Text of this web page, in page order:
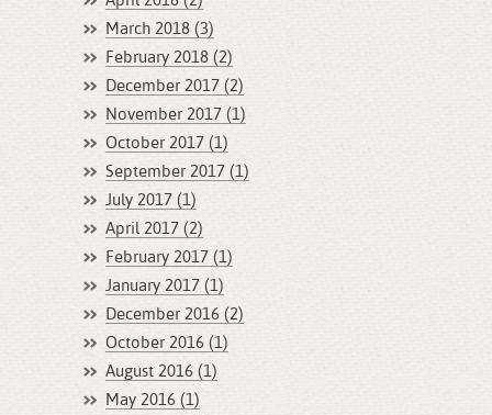
March 2018 (3)
February 2018 (2)
December 2017 (2)
November 2017 (1)
October 2017 (1)
September 2017 (1)
July 2017 (1)
April 2017 (2)
February 2017 (1)
January 2017 (1)
December 2016 (2)
October 2016 (1)
August 2016 (1)
May 2016 (1)